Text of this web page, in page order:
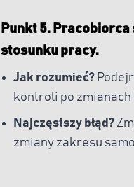
Punkt 5.
stosunku pracy.
Jak rozumieć?
kontroli po
Najczęstszy błąd?
zmiany zakresu